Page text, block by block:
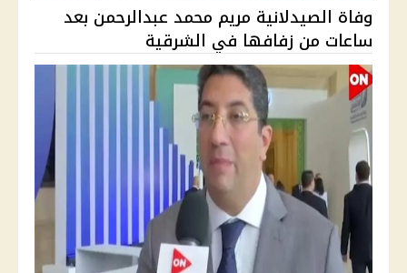
وفاة الصيدلانية مريم محمد عبدالرحمن بعد
ساعات من زفافها في الشرقية